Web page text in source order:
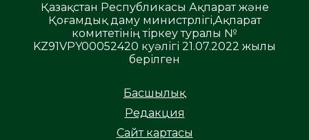
Қазақстан Республикасы Ақпарат және
Қоғамдық даму министрлігі,Ақпарат
комитетінің тіркеу туралы №
KZ91VPY00052420 куәлігі 21.07.2022 жылы
берілген
Басшылық
Редакция
Сайт картасы